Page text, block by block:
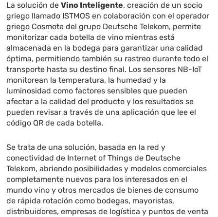
La solución deVino Inteligente, creación de un socio
griego llamado ISTMOS en colaboración con el operador
griego Cosmote del grupo Deutsche Telekom, permite
monitorizar cada botella de vino mientras está
almacenada en la bodega para garantizar una calidad
óptima, permitiendo también su rastreo durante todo el
transporte hasta su destino final. Los sensores NB-IoT
monitorean la temperatura, la humedad y la
luminosidad como factores sensibles que pueden
afectar a la calidad del producto y los resultados se
pueden revisar a través de una aplicación que lee el
código QR de cada botella.
Se trata de una solución, basada en la red y
conectividad de Internet of Things de Deutsche
Telekom, abriendo posibilidades y modelos comerciales
completamente nuevos para los interesados en el
mundo vino y otros mercados de bienes de consumo
de rápida rotación como bodegas, mayoristas,
distribuidores, empresas de logística y puntos de venta